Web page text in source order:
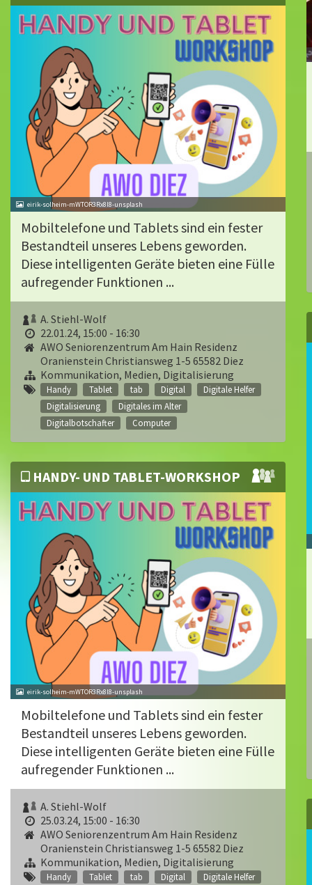
eirik-solheim-mWTOR3Rx8l8-unsplash
Mobiltelefone und Tablets sind ein fester
Bestandteil unseres Lebens geworden.
Diese intelligenten Geräte bieten eine Fülle
aufregender Funktionen ...
A. Stiehl-Wolf
22.01.24, 15:00 - 16:30
AWO Seniorenzentrum Am Hain Residenz
Oranienstein Christiansweg 1-5 65582 Diez
Kommunikation, Medien, Digitalisierung
Handy Tablet tab Digital
Digitale Helfer
Digitalisierung
Digitales im Alter
Digitalbotschafter
Computer
HANDY- UND TABLET-WORKSHOP
eirik-solheim-mWTOR3Rx8l8-unsplash
Mobiltelefone und Tablets sind ein fester
Bestandteil unseres Lebens geworden.
Diese intelligenten Geräte bieten eine Fülle
aufregender Funktionen ...
A. Stiehl-Wolf
25.03.24, 15:00 - 16:30
AWO Seniorenzentrum Am Hain Residenz
Oranienstein Christiansweg 1-5 65582 Diez
Kommunikation, Medien, Digitalisierung
Handy Tablet tab Digital Digitale Helfer